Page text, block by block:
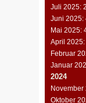
Juli 2025:
Juni 2025:
Mai 2025:
April
Februar
Januar
2024
November
Oktober